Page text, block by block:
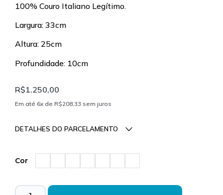
100% Couro Italiano Legítimo.
Largura: 33cm
Altura: 25cm
Profundidade: 10cm
R$1.250,00
Em até 6x de R$208,33 sem juros
DETALHES DO PARCELAMENTO
Parcelas:
1x deR$1.250,00
R$1.250,00
Cor